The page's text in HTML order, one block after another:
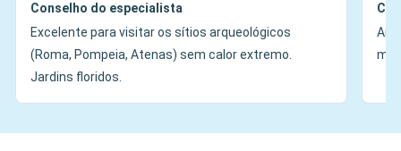
Conselho do especialista
Excelente para visitar os sítios arqueológicos
(Roma, Pompeia, Atenas) sem calor extremo.
Jardins floridos.